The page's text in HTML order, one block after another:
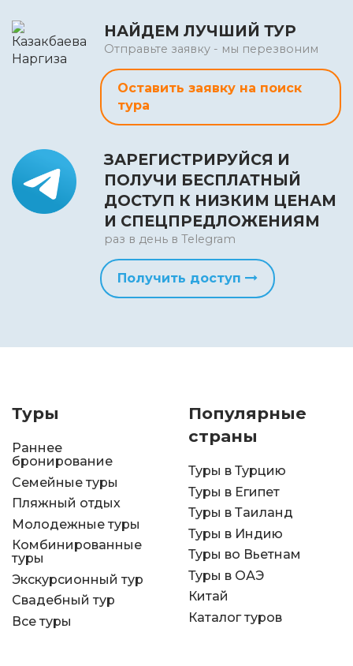
НАЙДЕМ ЛУЧШИЙ ТУР
Отправьте заявку - мы перезвоним
Оставить заявку на поиск
тура
ЗАРЕГИСТРИРУЙСЯ И
ПОЛУЧИ БЕСПЛАТНЫЙ
ДОСТУП К НИЗКИМ ЦЕНАМ
И СПЕЦПРЕДЛОЖЕНИЯМ
раз в день в Telegram
Получить доступ
Туры
Раннее
бронирование
Семейные туры
Пляжный отдых
Молодежные туры
Комбинированные
туры
Экскурсионный тур
Свадебный тур
Все туры
Популярные
страны
Туры в Турцию
Туры в Египет
Туры в Таиланд
Туры в Индию
Туры во Вьетнам
Туры в ОАЭ
Китай
Каталог туров